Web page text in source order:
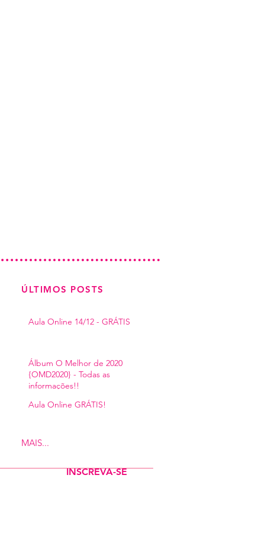
​ÚLTIMOS POSTS
Aula Online 14/12 - GRÁTIS
Álbum O Melhor de 2020
{OMD2020} - Todas as
informações!!
Aula Online GRÁTIS!
INSCREVA-SE
MAIS...